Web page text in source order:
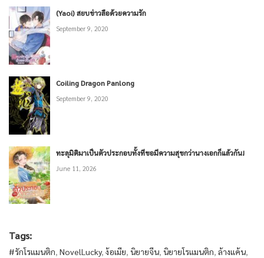
(Yaoi) สยบข่าวลือด้วยความรัก
September 9, 2020
Coiling Dragon Panlong
September 9, 2020
ทะลุมิติมาเป็นตัวประกอบทั้งทีขอมีความสุขกว่านางเอกก็แล้วกัน!
June 11, 2026
Tags:
#รักโรแมนติก, NovelLucky, ง้อเมีย, นิยายจีน, นิยายโรแมนติก, ล้างแค้น,